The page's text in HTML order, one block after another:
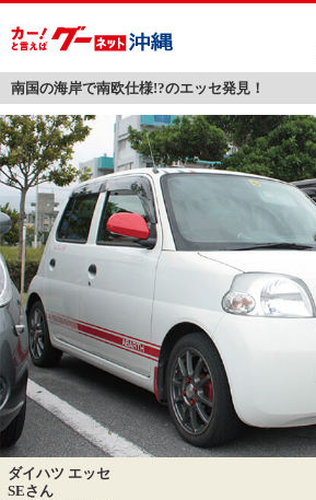
南国の海岸で南欧仕様!?のエッセ発見！
ダイハツ エッセ
SEさん